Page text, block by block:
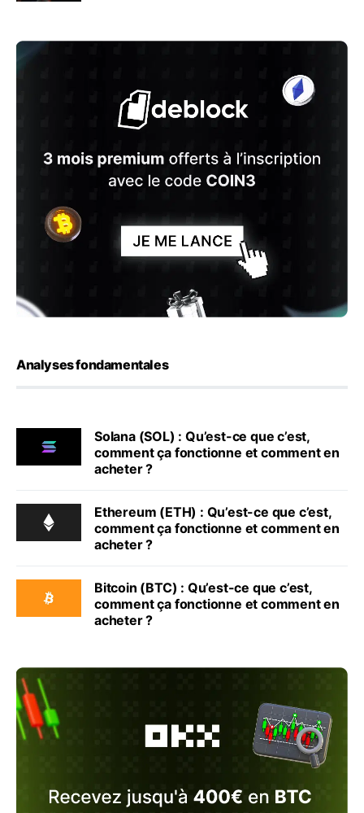
Analyses fondamentales
Solana (SOL) : Qu’est-ce que c’est,
comment ça fonctionne et comment en
acheter ?
Ethereum (ETH) : Qu’est-ce que c’est,
comment ça fonctionne et comment en
acheter ?
Bitcoin (BTC) : Qu’est-ce que c’est,
comment ça fonctionne et comment en
acheter ?